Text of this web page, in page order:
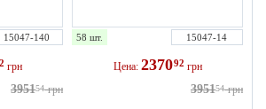
15047-140
грн
395154 грн
58 шт. 15047-14
Цена: 237092 грн
395154 грн